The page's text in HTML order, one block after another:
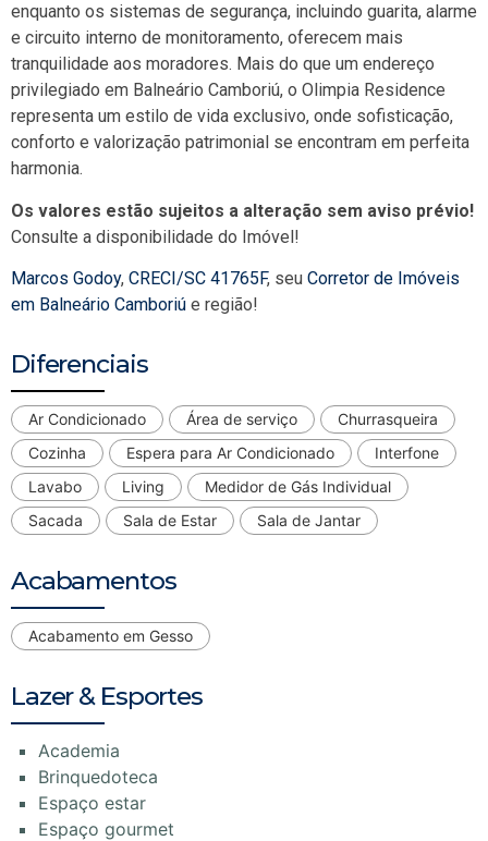
enquanto os sistemas de segurança, incluindo guarita, alarme
e circuito interno de monitoramento, oferecem mais
tranquilidade aos moradores. Mais do que um endereço
privilegiado em Balneário Camboriú, o Olimpia Residence
representa um estilo de vida exclusivo, onde sofisticação,
conforto e valorização patrimonial se encontram em perfeita
harmonia.
Os valores estão sujeitos a alteração sem aviso prévio!
Consulte a disponibilidade do Imóvel!
Marcos Godoy, CRECI/SC 41765F, seu Corretor de Imóveis
em Balneário Camboriú e região!
Diferenciais
Ar Condicionado Área de serviço
Churrasqueira
Cozinha
Espera para Ar Condicionado
Interfone
Lavabo
Living
Medidor de Gás Individual
Sacada
Sala de Estar Sala de Jantar
Acabamentos
Acabamento em Gesso
Lazer & Esportes
Academia
Brinquedoteca
Espaço estar
Espaço gourmet